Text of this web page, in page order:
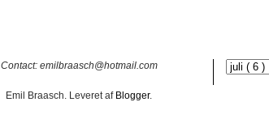
Contact: emilbraasch@hotmail.com
Emil Braasch. Leveret af Blogger.